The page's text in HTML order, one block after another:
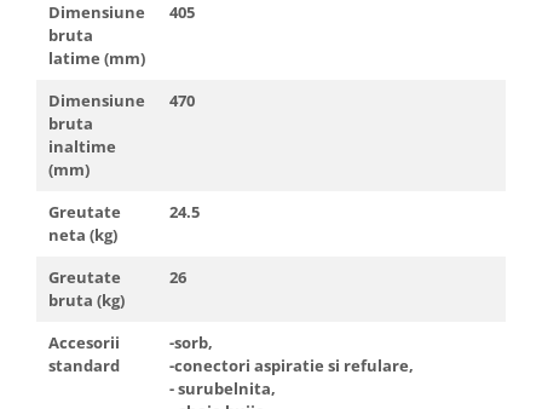
Dimensiune
bruta
latime (mm)
405
Dimensiune
bruta
inaltime
(mm)
470
Greutate
neta (kg)
24.5
Greutate
bruta (kg)
26
Accesorii
standard
-sorb,
-conectori aspiratie si refulare,
- surubelnita,